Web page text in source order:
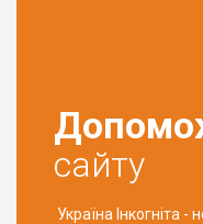
сайту
Україна Інкогніта